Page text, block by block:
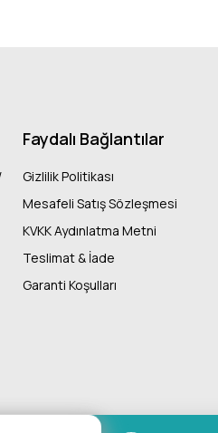
Faydalı Bağlantılar
Gizlilik Politikası
Mesafeli Satış Sözleşmesi
KVKK Aydınlatma Metni
Teslimat & İade
Garanti Koşulları